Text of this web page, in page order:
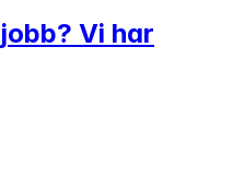
Vi har